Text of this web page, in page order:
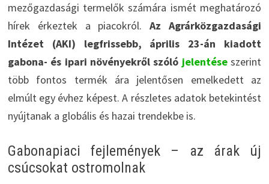
mezőgazdasági termelők számára ismét meghatározó
hírek érkeztek a piacokról.Az Agrárközgazdasági
Intézet (AKI) legfrissebb, április 23-án kiadott
gabona- és ipari növényekről szóló jelentése szerint
több fontos termék ára jelentősen emelkedett az
elmúlt egy évhez képest. A részletes adatok betekintést
nyújtanak a globális és hazai trendekbe is.
Gabonapiaci fejlemények – az árak új
csúcsokat ostromolnak